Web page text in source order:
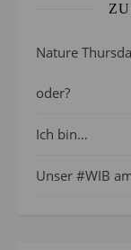
Nature
oder?
Ich bin…
Unser #WIB